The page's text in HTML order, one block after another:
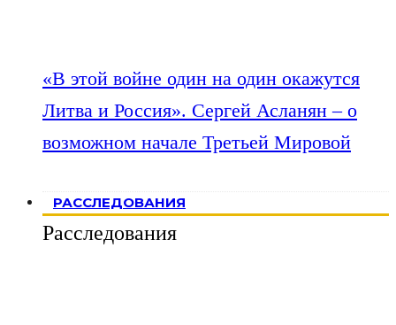
«В этой войне один на один окажутся
Литва и Россия». Сергей Асланян – о
возможном начале Третьей Мировой
РАССЛЕДОВАНИЯ
Расследования